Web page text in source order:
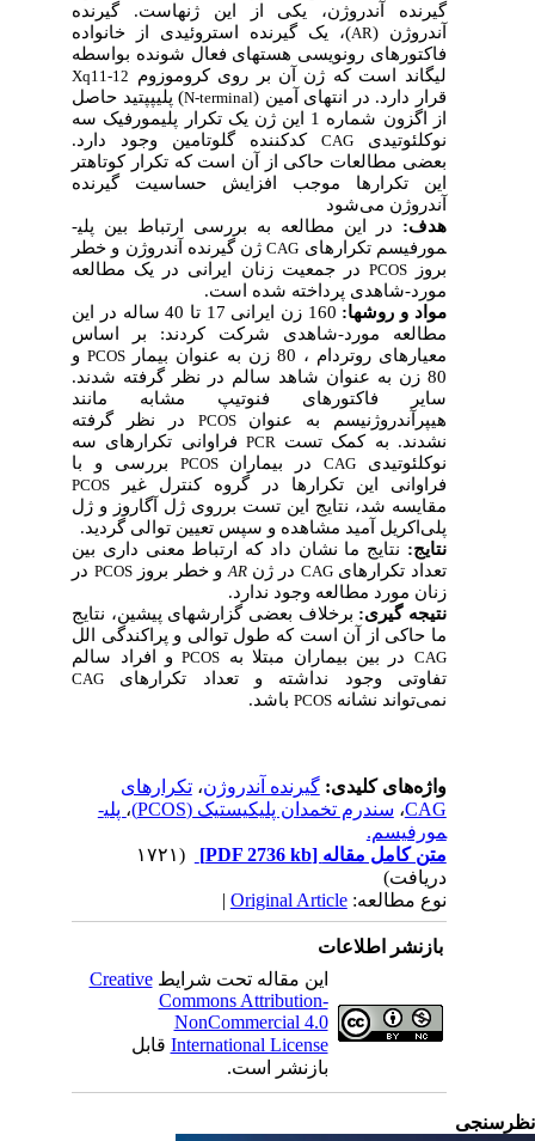
گیرنده آندروژن، یکی از این ژن­هاست. گیرنده
آندروژن (
AR)، یک گیرنده استروئیدی از خانواده
فاکتورهای رونویسی هسته­ای فعال شونده بواسطه
لیگاند است که ژن آن بر روی کروموزومXq11-12
قرار دارد. در انتهای آمین (N-terminal) پلی­پپتید حاصل
از اگزون شماره 1 این ژن یک تکرار پلی­مورفیک سه
نوکلئوتیدی CAG
کدکننده گلوتامین وجود دارد.
بعضی مطالعات حاکی از آن است که تکرار کوتاهتر
این تکرارها موجب افزایش حساسیت گیرنده
آندروژن می‌شود
هدف:در این مطالعه به بررسی ارتباط بین پلی­
مورفیسم تکرارهایCAG ژن گیرنده آندروژن و خطر
بروزPCOS در جمعیت زنان ایرانی در یک مطالعه
مورد-شاهدی پرداخته شده است.
مواد و روش­ها:160 زن
ایرانی 17 تا 40 ساله در این
مطالعه مورد-شاهدی شرکت کردند: بر اساس
معیارهای روتردام ، 80 زن به عنوان بیمار
PCOSو
80 زن به عنوان شاهد سالم در نظر گرفته شدند.
سایر فاکتورهای فنوتیپ مشابه مانند
هیپرآندروژنیسم به عنوانPCOSدر نظر گرفته
نشدند. به کمک تستPCRفراوانی تکرارهای سه
نوکلئوتیدیCAGدر بیمارانPCOSبررسی و با
فراوانی این تکرارها در گروه کنترل غیر
PCOS
مقایسه شد، نتایج این تست برروی ژل آگاروز و
ژل
پلیاکریل آمید مشاهده و سپس تعیین توالی گردید.
نتایج:نتایج ما نشان داد که ارتباط معنی ­داری بین
تعداد تکرارهایCAG در ژنAR و خطر بروزPCOS در
زنان مورد مطالعه وجود ندارد.
نتیجه ­گیری: برخلاف بعضی گزارش­های پیشین، نتایج
ما حاکی از آن است که طول توالی و پراکندگی الل
CAG در بین بیماران مبتلا بهPCOS و افراد سالم
تفاوتی وجود نداشته و تعداد تکرارهای
CAG
نمیتواند نشانهPCOS باشد.
واژه‌های کلیدی:گیرنده آندروژن ،تکرارهای
CAG،سندرم تخمدان پلی­کیستیک (PCOS) ،پلی­
مورفیسم.
متن کامل مقاله[PDF 2736 kb]
(۱۷۲۱
دریافت)
نوع مطالعه:Original Article
|
بازنشر اطلاعات
این مقاله تحت شرایطCreative
Commons Attribution-
NonCommercial 4.0
International Licenseقابل
بازنشر است.